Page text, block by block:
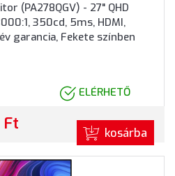
(PA278QGV) - 27" QHD
350cd, 5ms, HDMI,
garancia, Fekete színben
ELÉRHETŐ
Ft kosárba